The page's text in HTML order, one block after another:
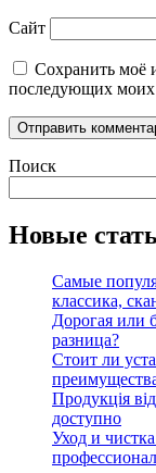
Сайт
Сохранить моё
последующих моих
Поиск
Новые
Самые
классика,
Дорогая или
разница?
Стоит ли
Продукція
доступно
Уход и